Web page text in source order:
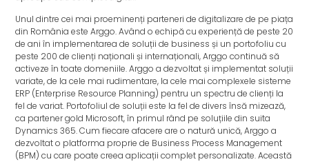
Unul dintre cei mai proeminenți parteneri de digitalizare de pe piața
din România este Arggo. Având o echipă cu experiență de peste 20
de ani în implementarea de soluții de business și un portofoliu cu
peste 200 de clienți naționali și internaționali, Arggo continuă să
activeze în toate domeniile. Arggo a dezvoltat și implementat soluții
variate, de la cele mai rudimentare, la cele mai complexele sisteme
ERP (Enterprise Resource Planning) pentru un spectru de clienți la
fel de variat. Portofoliul de soluții este la fel de divers însă mizează,
ca partener gold Microsoft, în primul rând pe soluțiile din suita
Dynamics 365. Cum fiecare afacere are o natură unică, Arggo a
dezvoltat o platforma proprie de Business Process Management
(BPM) cu care poate creea aplicații complet personalizate. Această